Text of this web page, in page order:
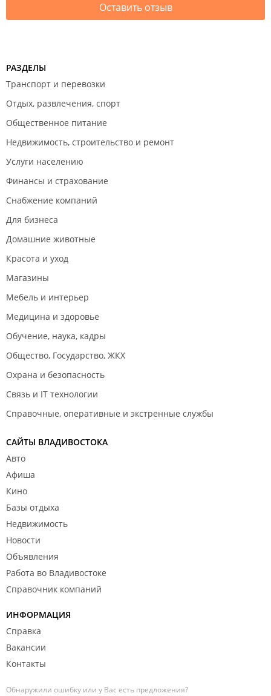
Оставить отзыв
РАЗДЕЛЫ
Транспорт и перевозки
Отдых, развлечения, спорт
Общественное питание
Недвижимость, строительство и ремонт
Услуги населению
Финансы и страхование
Снабжение компаний
Для бизнеса
Домашние животные
Красота и уход
Магазины
Мебель и интерьер
Медицина и здоровье
Обучение, наука, кадры
Общество, Государство, ЖКХ
Охрана и безопасность
Связь и IT технологии
Справочные, оперативные и экстренные службы
САЙТЫ ВЛАДИВОСТОКА
Авто
Афиша
Кино
Базы отдыха
Недвижимость
Новости
Объявления
Работа во Владивостоке
Справочник компаний
ИНФОРМАЦИЯ
Справка
Вакансии
Контакты
Обнаружили ошибку или у Вас есть предложения?